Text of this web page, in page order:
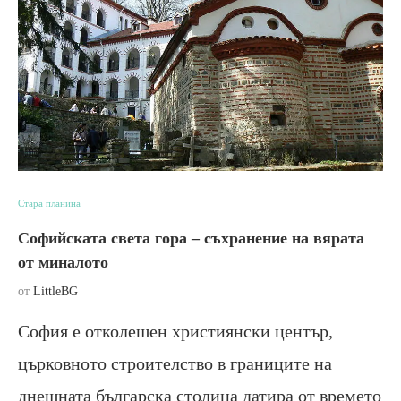
Стара планина
Софийската света гора – съхранение на вярата
от миналото
от LittleBG
София е отколешен християнски център,
църковното строителство в границите на
днешната българска столица датира от времето